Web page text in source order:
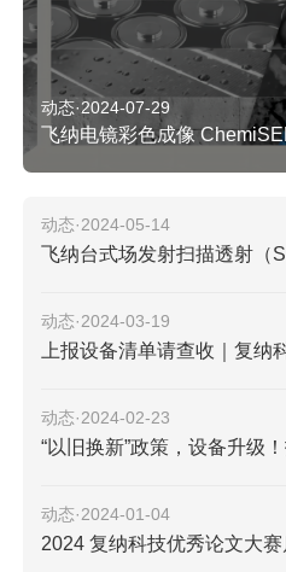
动态·2024-07-29
动态·2024-05-14
动态·2024-03-19
动态·2024-02-23
动态·2024-01-04